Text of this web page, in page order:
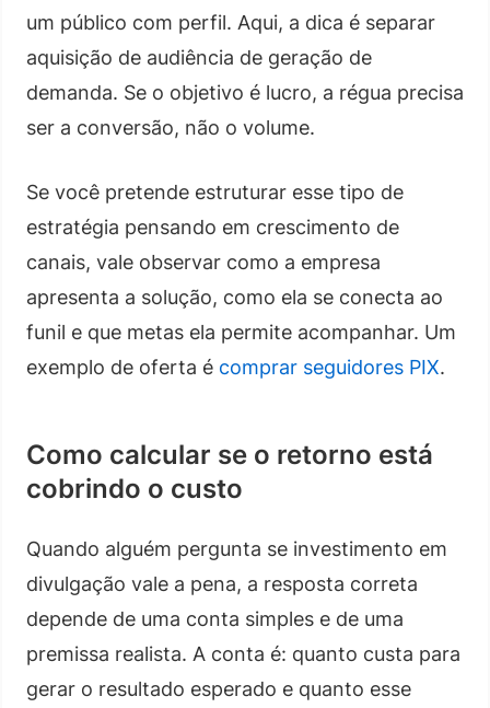
um público com perfil. Aqui, a dica é separar
aquisição de audiência de geração de
demanda. Se o objetivo é lucro, a régua precisa
ser a conversão, não o volume.
Se você pretende estruturar esse tipo de
estratégia pensando em crescimento de
canais, vale observar como a empresa
apresenta a solução, como ela se conecta ao
funil e que metas ela permite acompanhar. Um
exemplo de oferta é comprar seguidores PIX.
Como calcular se o retorno está
cobrindo o custo
Quando alguém pergunta se investimento em
divulgação vale a pena, a resposta correta
depende de uma conta simples e de uma
premissa realista. A conta é: quanto custa para
gerar o resultado esperado e quanto esse